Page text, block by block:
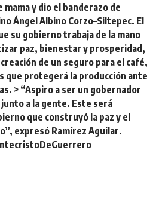
mama y dio el banderazo de
Ángel Albino Corzo–Siltepec. El
su gobierno trabaja de la mano
paz, bienestar y prosperidad,
de un seguro para el café,
que protegerá la producción ante
> “Aspiro a ser un gobernador
a la gente. Este será
que construyó la paz y el
expresó Ramírez Aguilar.